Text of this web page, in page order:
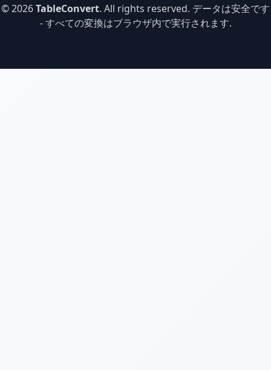
© 2026TableConvert. All rights reserved. データは安全です
- すべての変換はブラウザ内で実行されます.